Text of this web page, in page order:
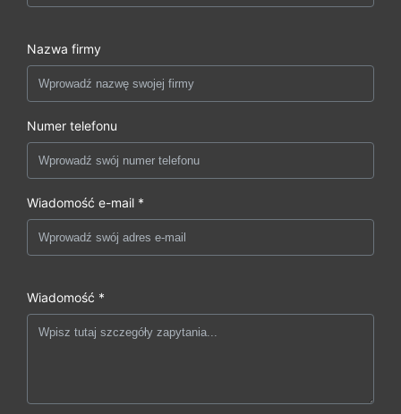
Nazwa firmy
Numer telefonu
Wiadomość e-mail *
Wiadomość *